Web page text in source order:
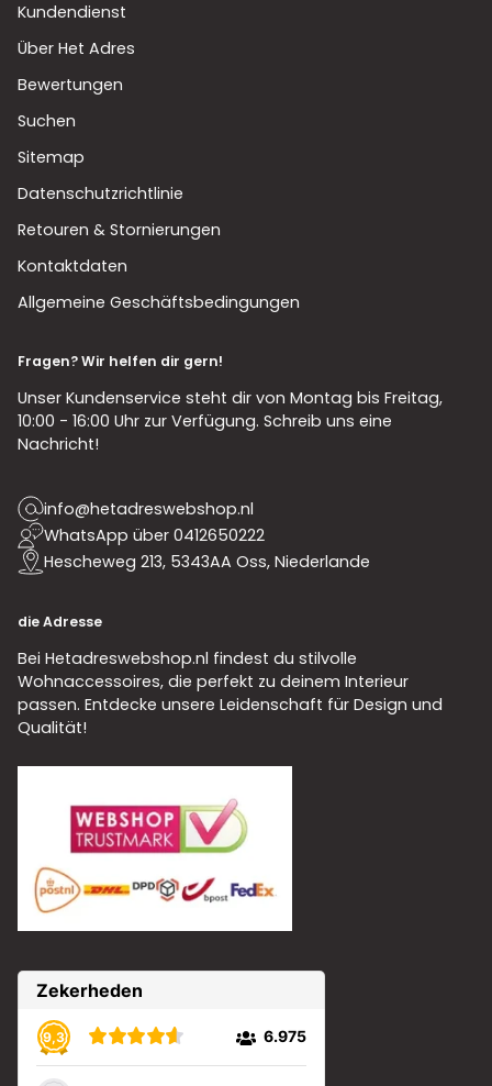
Kundendienst
Über Het Adres
Bewertungen
Suchen
Sitemap
Datenschutzrichtlinie
Retouren & Stornierungen
Kontaktdaten
Allgemeine Geschäftsbedingungen
Fragen? Wir helfen dir gern!
Unser Kundenservice steht dir von Montag bis Freitag,
10:00 - 16:00 Uhr zur Verfügung. Schreib uns eine
Nachricht!
info@hetadreswebshop.nl
WhatsApp über 0412650222
Hescheweg 213, 5343AA Oss, Niederlande
die Adresse
Bei Hetadreswebshop.nl findest du stilvolle
Wohnaccessoires, die perfekt zu deinem Interieur
passen. Entdecke unsere Leidenschaft für Design und
Qualität!